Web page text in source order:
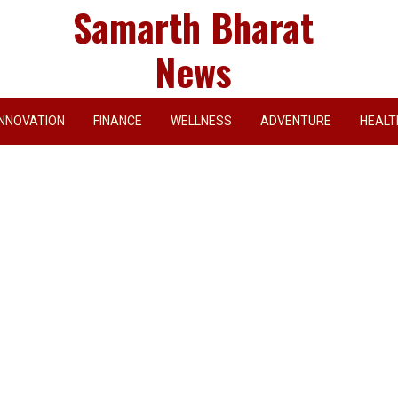
Samarth Bharat
News
INNOVATION FINANCE WELLNESS ADVENTURE